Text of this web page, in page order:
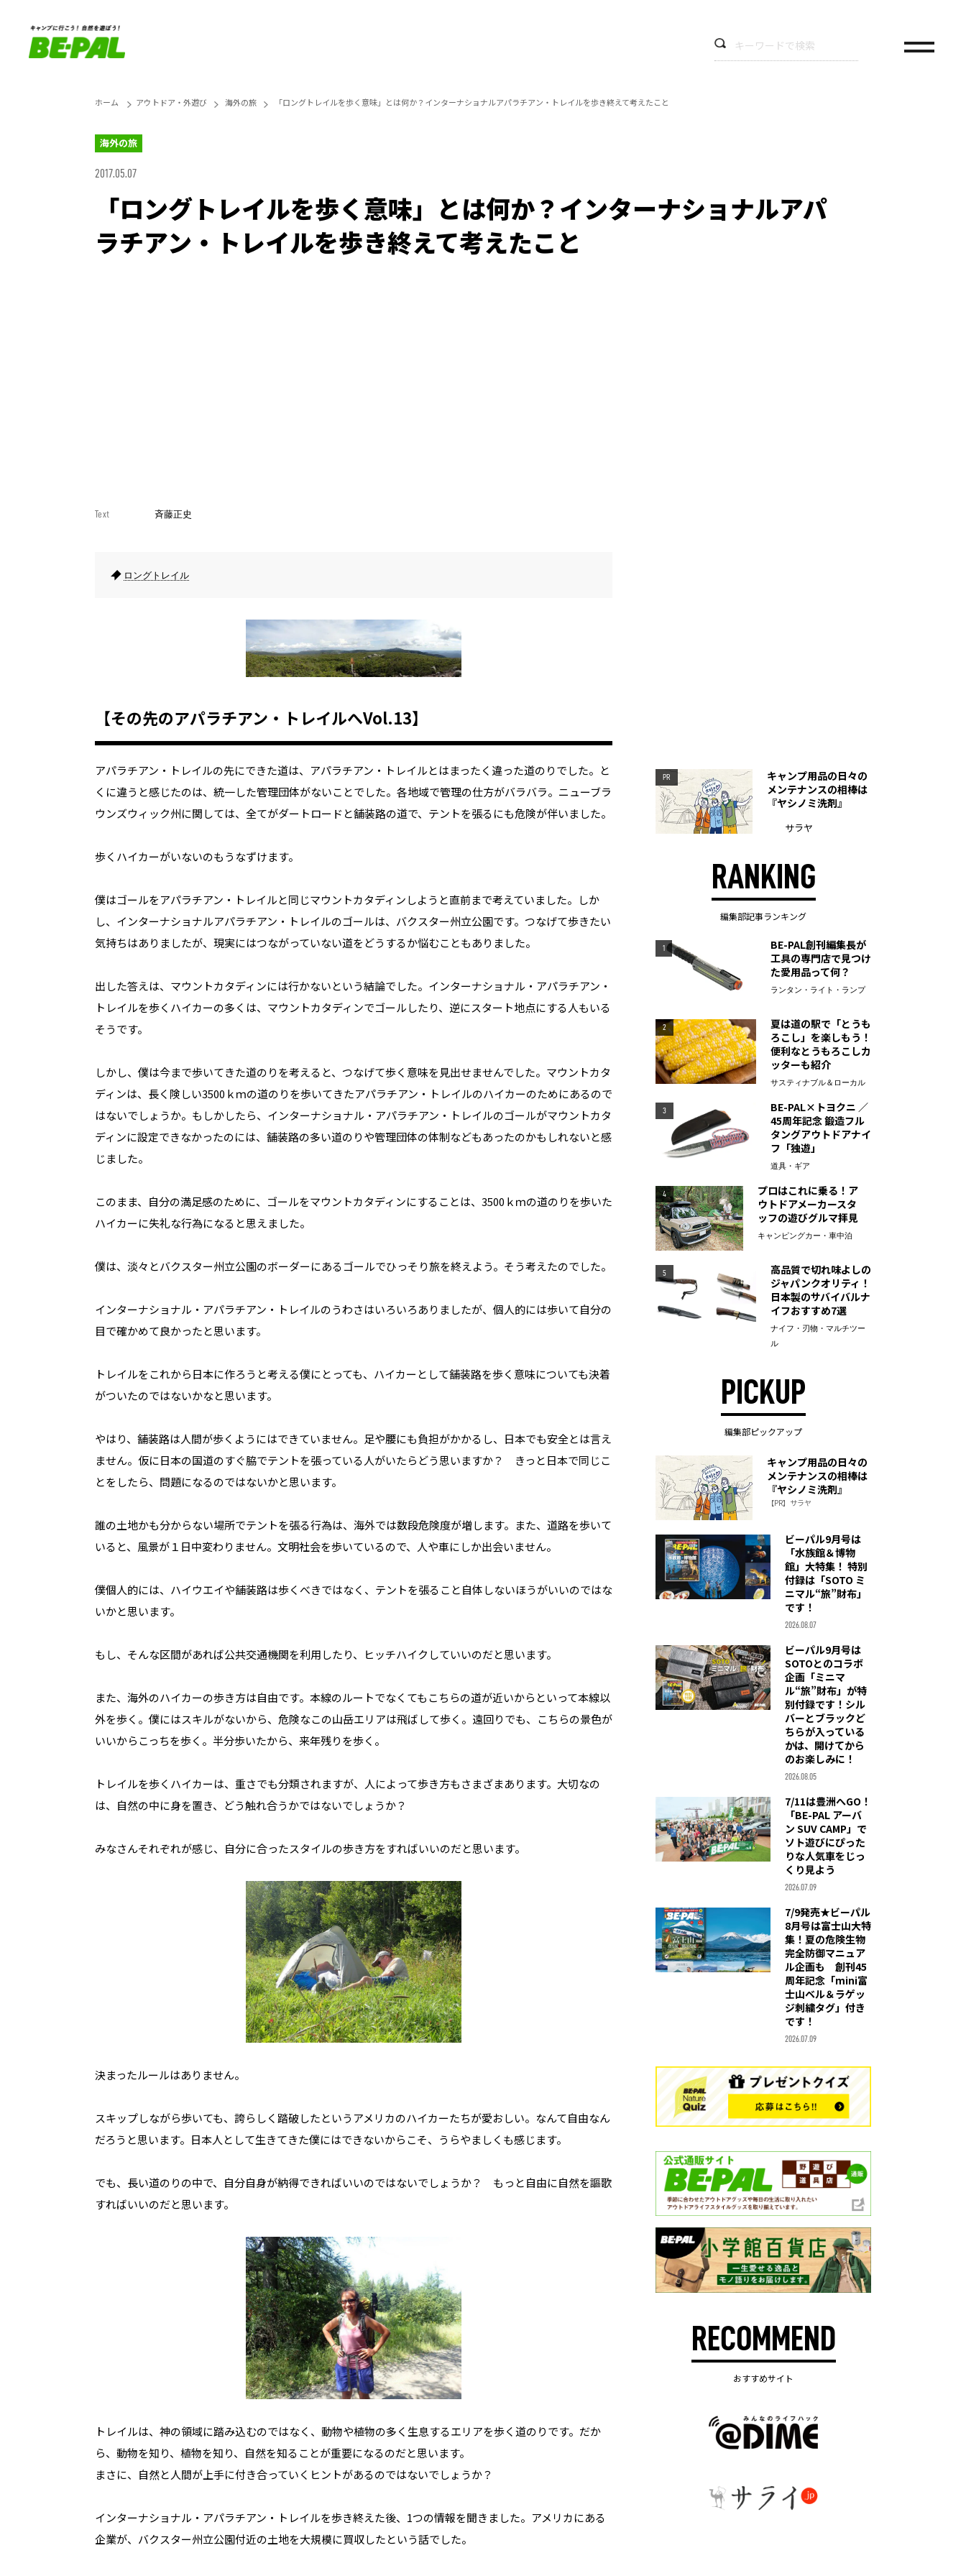
ホーム アウトドア・外遊び 海外の旅 「ロングトレイルを歩く意味」とは何か？インターナショナルアパラチアン・トレイルを歩き終えて考えたこと
海外の旅
2017.05.07
「ロングトレイルを歩く意味」とは何か？インターナショナルアパ
ラチアン・トレイルを歩き終えて考えたこと
Text 斉藤正史
ロングトレイル
【その先のアパラチアン・トレイルへVol.13】
アパラチアン・トレイルの先にできた道は、アパラチアン・トレイルとはまったく違った道のりでした。と
くに違うと感じたのは、統一した管理団体がないことでした。各地域で管理の仕方がバラバラ。ニューブラ
ウンズウィック州に関しては、全てがダートロードと舗装路の道で、テントを張るにも危険が伴いました。
歩くハイカーがいないのもうなずけます。
僕はゴールをアパラチアン・トレイルと同じマウントカタディンしようと直前まで考えていました。しか
し、インターナショナルアパラチアン・トレイルのゴールは、バクスター州立公園です。つなげて歩きたい
気持ちはありましたが、現実にはつながっていない道をどうするか悩むこともありました。
出した答えは、マウントカタディンには行かないという結論でした。インターナショナル・アパラチアン・
トレイルを歩くハイカーの多くは、マウントカタディンでゴールしたり、逆にスタート地点にする人もいる
そうです。
しかし、僕は今まで歩いてきた道のりを考えると、つなげて歩く意味を見出せませんでした。マウントカタ
ディンは、長く険しい3500ｋｍの道のりを歩いてきたアパラチアン・トレイルのハイカーのためにあるので
はないでしょうか。もしかしたら、インターナショナル・アパラチアン・トレイルのゴールがマウントカタ
ディンに設定できなかったのには、舗装路の多い道のりや管理団体の体制などもあったのかもしれないと感
じました。
このまま、自分の満足感のために、ゴールをマウントカタディンにすることは、3500ｋｍの道のりを歩いた
ハイカーに失礼な行為になると思えました。
僕は、淡々とバクスター州立公園のボーダーにあるゴールでひっそり旅を終えよう。そう考えたのでした。
インターナショナル・アパラチアン・トレイルのうわさはいろいろありましたが、個人的には歩いて自分の
目で確かめて良かったと思います。
トレイルをこれから日本に作ろうと考える僕にとっても、ハイカーとして舗装路を歩く意味についても決着
がついたのではないかなと思います。
やはり、舗装路は人間が歩くようにはできていません。足や腰にも負担がかかるし、日本でも安全とは言え
ません。仮に日本の国道のすぐ脇でテントを張っている人がいたらどう思いますか？ きっと日本で同じこ
とをしたら、問題になるのではないかと思います。
誰の土地かも分からない場所でテントを張る行為は、海外では数段危険度が増します。また、道路を歩いて
いると、風景が１日中変わりません。文明社会を歩いているので、人や車にしか出会いません。
僕個人的には、ハイウエイや舗装路は歩くべきではなく、テントを張ること自体しないほうがいいのではな
いかと思います。
もし、そんな区間があれば公共交通機関を利用したり、ヒッチハイクしていいのだと思います。
また、海外のハイカーの歩き方は自由です。本線のルートでなくてもこちらの道が近いからといって本線以
外を歩く。僕にはスキルがないから、危険なこの山岳エリアは飛ばして歩く。遠回りでも、こちらの景色が
いいからこっちを歩く。半分歩いたから、来年残りを歩く。
トレイルを歩くハイカーは、重さでも分類されますが、人によって歩き方もさまざまあります。大切なの
は、自然の中に身を置き、どう触れ合うかではないでしょうか？
みなさんそれぞれが感じ、自分に合ったスタイルの歩き方をすればいいのだと思います。
決まったルールはありません。
スキップしながら歩いても、誇らしく踏破したというアメリカのハイカーたちが愛おしい。なんて自由なん
だろうと思います。日本人として生きてきた僕にはできないからこそ、うらやましくも感じます。
でも、長い道のりの中で、自分自身が納得できればいいのではないでしょうか？ もっと自由に自然を謳歌
すればいいのだと思います。
トレイルは、神の領域に踏み込むのではなく、動物や植物の多く生息するエリアを歩く道のりです。だか
ら、動物を知り、植物を知り、自然を知ることが重要になるのだと思います。
まさに、自然と人間が上手に付き合っていくヒントがあるのではないでしょうか？
インターナショナル・アパラチアン・トレイルを歩き終えた後、1つの情報を聞きました。アメリカにある
企業が、バクスター州立公園付近の土地を大規模に買収したという話でした。
PR
キャンプ用品の日々の
メンテナンスの相棒は
『ヤシノミ洗剤』
サラヤ
RANKING
編集部記事ランキング
1
BE-PAL創刊編集長が
工具の専門店で見つけ
た愛用品って何？
ランタン・ライト・ランプ
2
夏は道の駅で「とうも
ろこし」を楽しもう！
便利なとうもろこしカ
ッターも紹介
サスティナブル＆ローカル
3
BE-PAL×トヨクニ ／
45周年記念 鍛造フル
タングアウトドアナイ
フ「独遊」
道具・ギア
4
プロはこれに乗る！ア
ウトドアメーカースタ
ッフの遊びグルマ拝見
キャンピングカー・車中泊
5
高品質で切れ味よしの
ジャパンクオリティ！
日本製のサバイバルナ
イフおすすめ7選
ナイフ・刃物・マルチツー
ル
PICKUP
編集部ピックアップ
キャンプ用品の日々の
メンテナンスの相棒は
『ヤシノミ洗剤』
【PR】サラヤ
ビーパル9月号は
「水族館＆博物
館」大特集！ 特別
付録は「SOTO ミ
ニマル“旅”財布」
です！
2026.08.07
ビーパル9月号は
SOTOとのコラボ
企画「ミニマ
ル“旅”財布」が特
別付録です！シル
バーとブラックど
ちらが入っている
かは、開けてから
のお楽しみに！
2026.08.05
7/11は豊洲へGO！
「BE-PAL アーバ
ン SUV CAMP」で
ソト遊びにぴった
りな人気車をじっ
くり見よう
2026.07.09
7/9発売★ビーパル
8月号は富士山大特
集！夏の危険生物
完全防御マニュア
ル企画も 創刊45
周年記念「mini富
士山ベル＆ラゲッ
ジ刺繍タグ」付き
です！
2026.07.09
RECOMMEND
おすすめサイト